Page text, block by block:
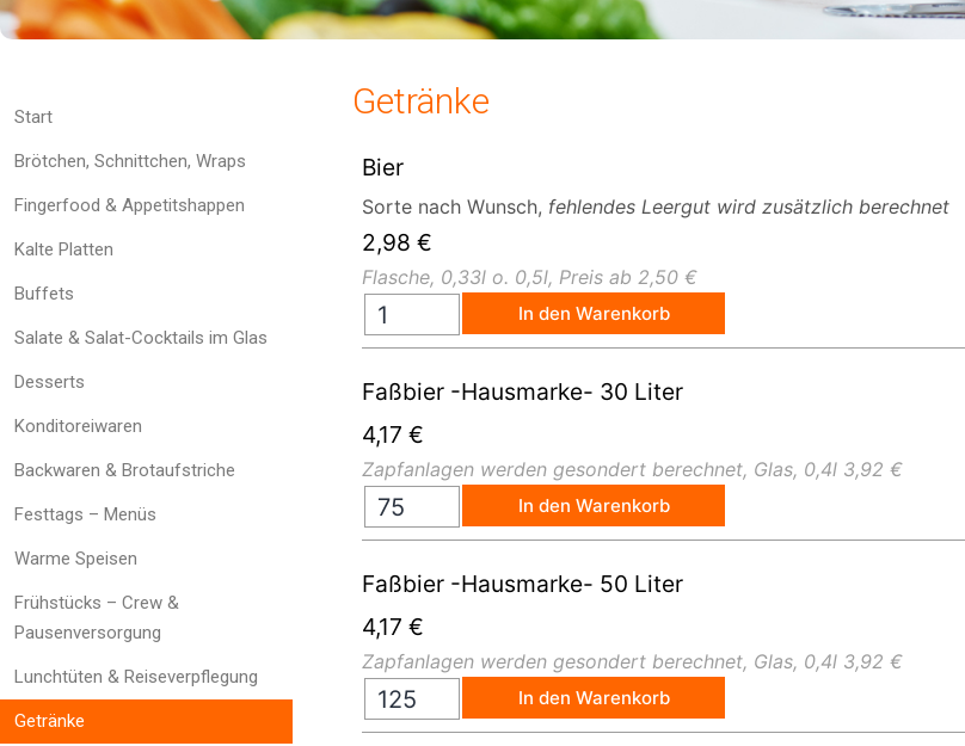
Start
Brötchen, Schnittchen, Wraps
Fingerfood & Appetitshappen
Kalte Platten
Buffets
Salate & Salat-Cocktails im Glas
Desserts
Konditoreiwaren
Backwaren & Brotaufstriche
Festtags – Menüs
Warme Speisen
Frühstücks – Crew &
Pausenversorgung
Lunchtüten & Reiseverpflegung
Getränke
Getränke
Bier
Sorte nach Wunsch, fehlendes Leergut wird zusätzlich berechnet
2,98 €
Flasche, 0,33l o. 0,5l, Preis ab 2,50 €
In den Warenkorb
Faßbier -Hausmarke- 30 Liter
4,17 €
Zapfanlagen werden gesondert berechnet, Glas, 0,4l 3,92 €
In den Warenkorb
Faßbier -Hausmarke- 50 Liter
4,17 €
Zapfanlagen werden gesondert berechnet, Glas, 0,4l 3,92 €
In den Warenkorb